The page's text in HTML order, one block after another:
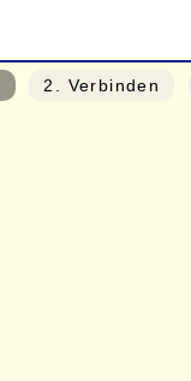
2 . Verbinden